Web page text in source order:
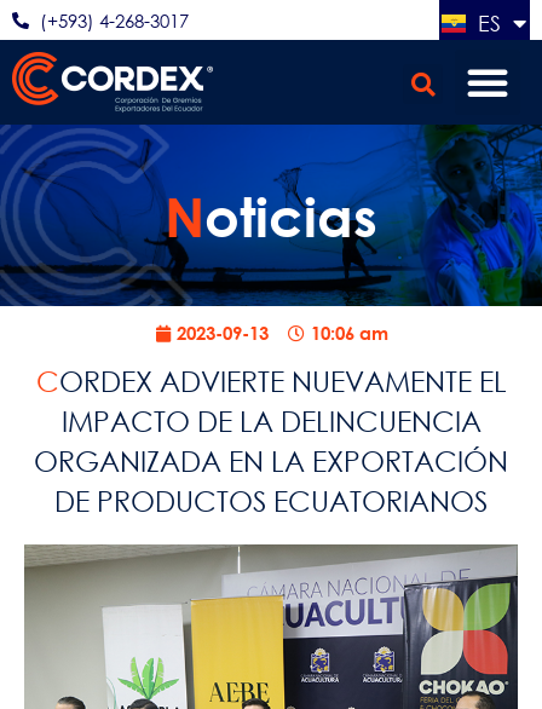
(+593) 4-268-3017 ES
EN
Noticias
2023-09-13 10:06 am
CORDEX ADVIERTE NUEVAMENTE EL
IMPACTO DE LA DELINCUENCIA
ORGANIZADA EN LA EXPORTACIÓN
DE PRODUCTOS ECUATORIANOS